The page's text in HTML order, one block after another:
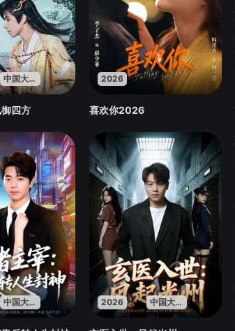
中国大陆
四方
2026
喜欢你2026
中国大陆 2026 中国大陆